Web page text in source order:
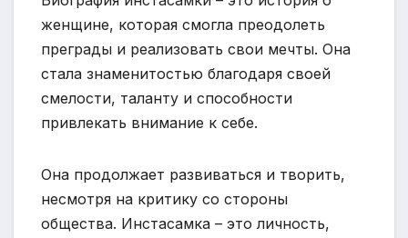
женщине, которая смогла преодолеть
преграды и реализовать свои мечты. Она
стала знаменитостью благодаря своей
смелости, таланту и способности
привлекать внимание к себе.
Она продолжает развиваться и творить,
несмотря на критику со стороны
общества. Инстасамка – это личность,